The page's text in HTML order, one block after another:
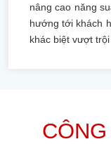
nâng cao năng
hướng tới khách
khác biệt vượt